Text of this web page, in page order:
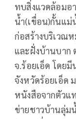
ทบสิ่งแวดล้อมอ
น้ำ(เขื่อน)กั้นแม่
ก่อสร้างบริเวณ
และฝั่งบ้านบาก
จ.ร้อยเอ็ด โดย
จังหวัดร้อยเอ็ด
หนังสือจากตัวแ
ข่ายชาวบ้านลุ่ม